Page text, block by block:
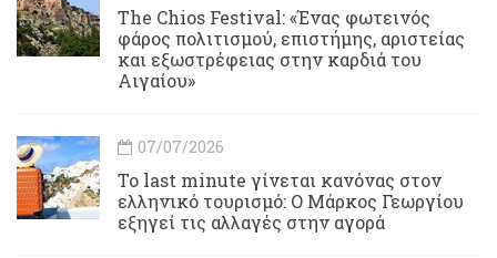
Τhe Chios Festival: «Ένας φωτεινός
φάρος πολιτισμού, επιστήμης, αριστείας
και εξωστρέφειας στην καρδιά του
Αιγαίου»
07/07/2026
Το last minute γίνεται κανόνας στον
ελληνικό τουρισμό: Ο Μάρκος Γεωργίου
εξηγεί τις αλλαγές στην αγορά